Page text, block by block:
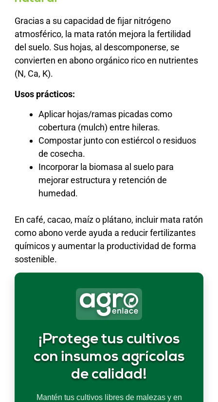
Gracias a su capacidad de fijar nitrógeno
atmosférico, la mata ratón mejora la fertilidad
del suelo. Sus hojas, al descomponerse, se
convierten en abono orgánico rico en nutrientes
(N, Ca, K).
Usos prácticos:
Aplicar hojas/ramas picadas como
cobertura (mulch) entre hileras.
Compostar junto con estiércol o residuos
de cosecha.
Incorporar la biomasa al suelo para
mejorar estructura y retención de
humedad.
En café, cacao, maíz o plátano, incluir mata ratón
como abono verde ayuda a reducir fertilizantes
químicos y aumentar la productividad de forma
sostenible.
¡Protege tus cultivos
con insumos agrícolas
de calidad!
Mantén tus cultivos libres de malezas y en